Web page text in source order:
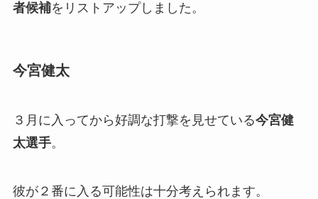
者候補をリストアップしました。
今宮健太
３月に入ってから好調な打撃を見せている今宮健
太選手。
彼が２番に入る可能性は十分考えられます。